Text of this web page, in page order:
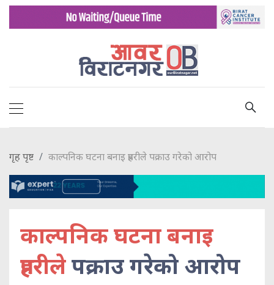
गृह पृष्ट काल्पनिक घटना बनाइ प्रहरीले पक्राउ गरेको आरोप
काल्पनिक घटना बनाइ
प्रहरीलेपक्राउ गरेको आरोप